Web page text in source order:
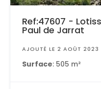
Ref:47607 -
Paul de Jarrat
AJOUTÉ LE 2 AOÛT 2023
Surface: 505 m²